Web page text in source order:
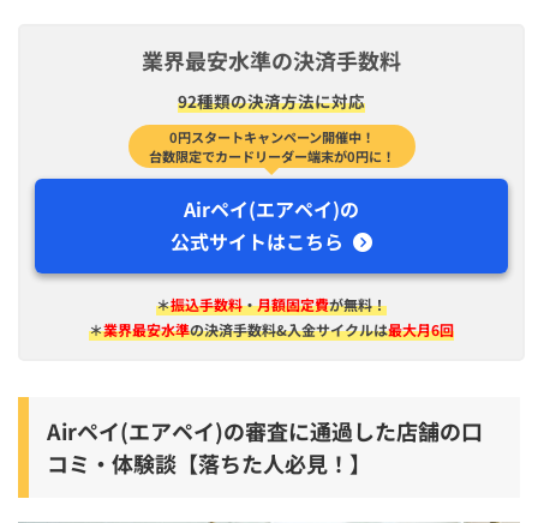
業界最安水準の決済手数料
92種類の決済方法に対応
0円スタートキャンペーン開催中！
台数限定でカードリーダー端末が0円に！
Airペイ(エアペイ)の
公式サイトはこちら
＊振込手数料・月額固定費が無料！
＊業界最安水準の決済手数料&入金サイクルは最大月6回
Airペイ(エアペイ)の審査に通過した店舗の口
コミ・体験談【落ちた人必見！】